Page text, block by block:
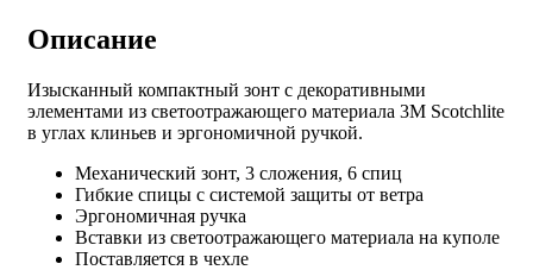
Описание
Изысканный компактный зонт с декоративными
элементами из светоотражающего материала 3M Scotchlite
в углах клиньев и эргономичной ручкой.
Механический зонт, 3 сложения, 6 спиц
Гибкие спицы с системой защиты от ветра
Эргономичная ручка
Вставки из светоотражающего материала на куполе
Поставляется в чехле